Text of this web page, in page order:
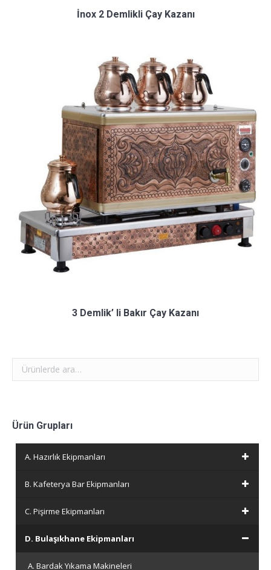
İnox 2 Demlikli Çay Kazanı
3 Demlik’ li Bakır Çay Kazanı
Ürün Grupları
A. Hazırlık Ekipmanları
B. Kafeterya Bar Ekipmanları
C. Pişirme Ekipmanları
D. Bulaşıkhane Ekipmanları
A. Bardak Yıkama Makineleri